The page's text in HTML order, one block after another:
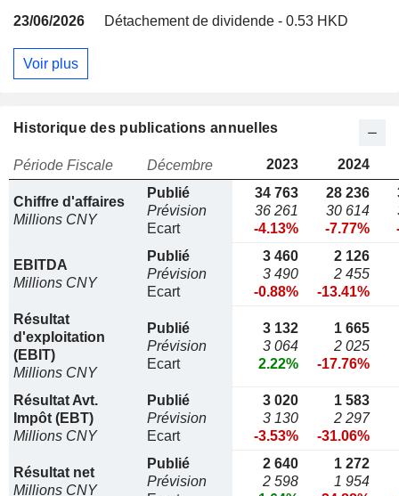
23/06/2026 Détachement de dividende - 0.53 HKD
Voir plus
Historique des publications annuelles
Période Fiscale Décembre 2023 2024
Chiffre d'affaires
Millions CNY
Publié
Prévision
Ecart
34 763
36 261
-4.13%
28 236
30 614
-7.77%
EBITDA
Millions CNY
Publié
Prévision
Ecart
3 460
3 490
-0.88%
2 126
2 455
-13.41%
Résultat
d'exploitation
(EBIT)
Millions CNY
Publié
Prévision
Ecart
3 132
3 064
2.22%
1 665
2 025
-17.76%
Résultat Avt.
Impôt (EBT)
Millions CNY
Publié
Prévision
Ecart
3 020
3 130
-3.53%
1 583
2 297
-31.06%
Résultat net
Millions CNY
Publié
Prévision
2 640
2 598
1 272
1 954